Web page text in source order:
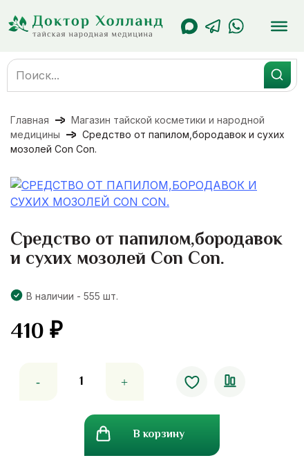
содержанию
Search
for:
Главная
Магазин тайской косметики и народной
медицины
Средство от папилом,бородавок и сухих
мозолей Con Con.
Средство от папилом,бородавок
и сухих мозолей Con Con.
В наличии - 555 шт.
410₽
товара
папилом,бородавок
В корзину